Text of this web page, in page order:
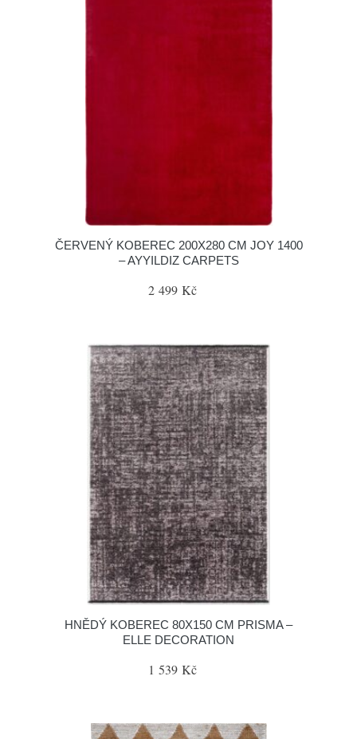
ČERVENÝ KOBEREC 200X280 CM JOY 1400
– AYYILDIZ CARPETS
2 499 Kč
HNĚDÝ KOBEREC 80X150 CM PRISMA –
ELLE DECORATION
1 539 Kč